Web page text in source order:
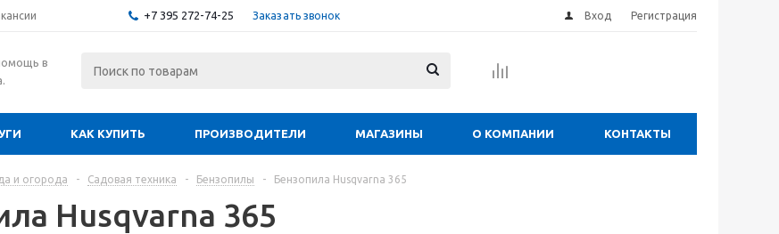
+7 395 272-74-25 Заказать звонок Вход Регистрация
в
КАК КУПИТЬ ПРОИЗВОДИТЕЛИ МАГАЗИНЫ О КОМПАНИИ КОНТАКТЫ
и огорода - Садовая техника - Бензопилы - Бензопила Husqvarna 365
Husqvarna 365